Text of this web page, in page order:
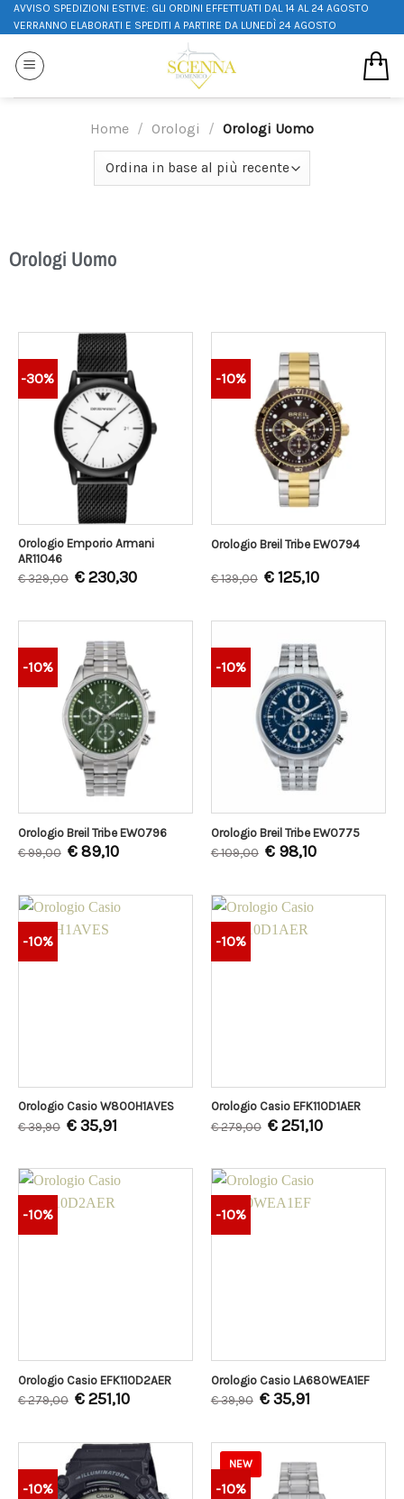
AVVISO SPEDIZIONI ESTIVE: GLI ORDINI EFFETTUATI DAL 14 AL 24 AGOSTO
VERRANNO ELABORATI E SPEDITI A PARTIRE DA LUNEDÌ 24 AGOSTO
Home / Orologi / Orologi Uomo
Orologi Uomo
-30%
Orologio Emporio Armani
AR11046
€329,00 €230,30
-10%
Orologio Breil Tribe EW0794
€139,00 €125,10
-10%
Orologio Breil Tribe EW0796
€99,00 €89,10
-10%
Orologio Breil Tribe EW0775
€109,00 €98,10
-10%
Orologio Casio W800H1AVES
€39,90 €35,91
-10%
Orologio Casio EFK110D1AER
€279,00 €251,10
-10%
Orologio Casio EFK110D2AER
€279,00 €251,10
-10%
Orologio Casio LA680WEA1EF
€39,90 €35,91
-10% -10%
NEW